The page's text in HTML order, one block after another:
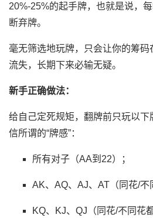
20%-25%的起手牌，也就是说，
断弃牌。
毫无筛选地玩牌，只会让你的筹
流失，长期下来必输无疑。
新手正确做法：
给自己定死规矩，翻牌前只玩以下
信所谓的“牌感”：
所有对子（AA到22）；
AK、AQ、AJ、AT（同花/不
KQ、KJ、QJ（同花/不同花